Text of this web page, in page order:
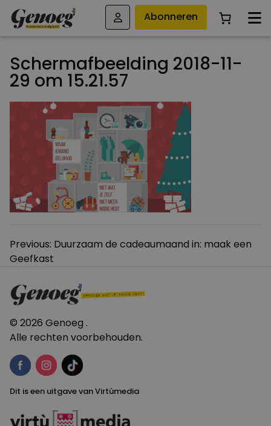
Abonneren
Schermafbeelding 2018-11-
29 om 15.21.57
Bericht
navigatie
Previous: Duurzaam de cadeaumaand in: maak een
Geefkast
© 2026 Genoeg .
Alle rechten voorbehouden.
Dit is een uitgave van Virtùmedia